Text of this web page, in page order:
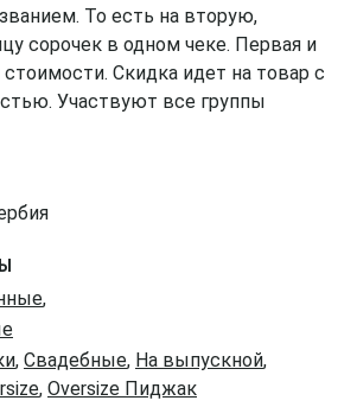
То есть на вторую,
сорочек в одном чеке. Первая и
стоимости. Скидка идет на товар с
Участвуют все группы
,
, Свадебные, На выпускной,
, Oversize Пиджак